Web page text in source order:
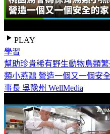
PLAY
學習
幫助珍貴稀有野生動物鳥類
類小燕鷗 營造一個又一個安
事長 吳豫州 WellMedia